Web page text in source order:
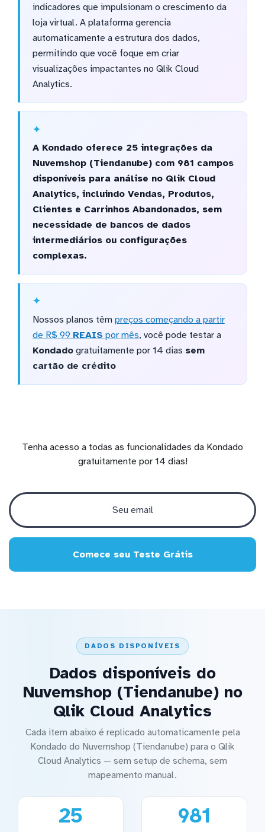
indicadores que impulsionam o crescimento da
loja virtual. A plataforma gerencia
automaticamente a estrutura dos dados,
permitindo que você foque em criar
visualizações impactantes no Qlik Cloud
Analytics.
A Kondado oferece 25 integrações da
Nuvemshop (Tiendanube) com 981 campos
disponíveis para análise no Qlik Cloud
Analytics, incluindo Vendas, Produtos,
Clientes e Carrinhos Abandonados, sem
necessidade de bancos de dados
intermediários ou configurações
complexas.
Nossos planos têm preços começando a partir
de R$ 99 REAIS por mês, você pode testar a
Kondadogratuitamente por 14 dias sem
cartão de crédito
Tenha acesso a todas as funcionalidades da Kondado
gratuitamente por 14 dias!
Comece seu Teste Grátis
DADOS DISPONÍVEIS
Dados disponíveis do
Nuvemshop (Tiendanube) no
Qlik Cloud Analytics
Cada item abaixo é replicado automaticamente pela
Kondado do Nuvemshop (Tiendanube) para o Qlik
Cloud Analytics — sem setup de schema, sem
mapeamento manual.
25 981